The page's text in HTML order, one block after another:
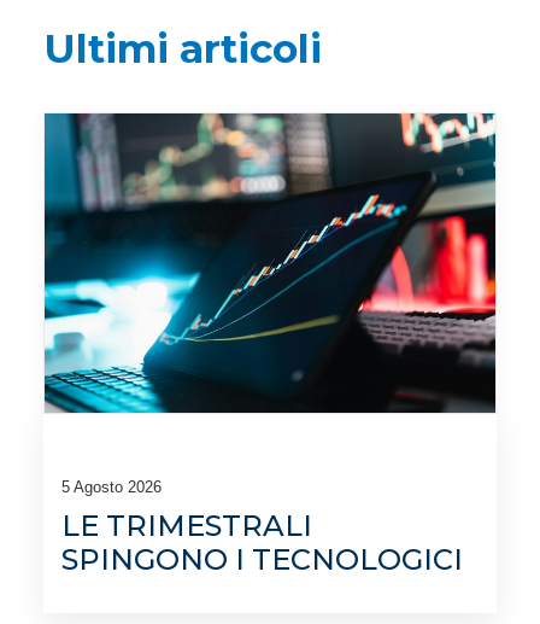
Ultimi articoli
5 Agosto 2026
LE TRIMESTRALI
SPINGONO I TECNOLOGICI